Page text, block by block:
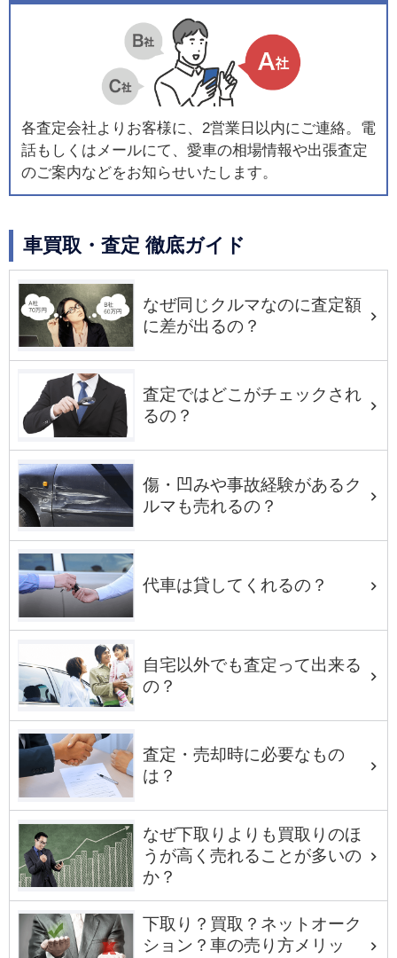
各査定会社よりお客様に、2営業日以内にご連絡。電
話もしくはメールにて、愛車の相場情報や出張査定
のご案内などをお知らせいたします。
車買取・査定 徹底ガイド
なぜ同じクルマなのに査定額
に差が出るの？
査定ではどこがチェックされ
るの？
傷・凹みや事故経験があるク
ルマも売れるの？
代車は貸してくれるの？
自宅以外でも査定って出来る
の？
査定・売却時に必要なもの
は？
なぜ下取りよりも買取りのほ
うが高く売れることが多いの
か？
下取り？買取？ネットオーク
ション？車の売り方メリッ